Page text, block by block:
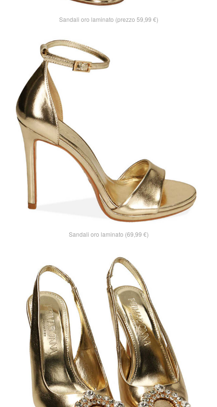
Sandali oro laminato (prezzo 59,99 €)
Sandali oro laminato (69,99 €)